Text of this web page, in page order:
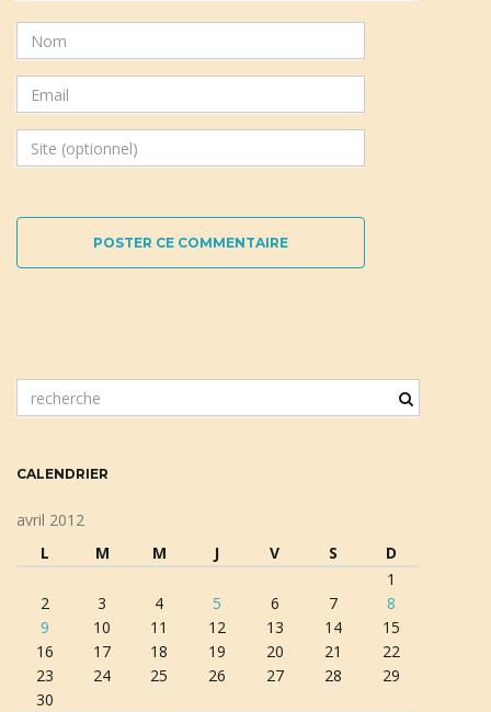
POSTER CE COMMENTAIRE
o
CALENDRIER
avril 2012
L
M M J V S D
1
2
3 4 5 6 7
8
9
10 11 12 13 14
15
16
17 18 19 20 21
22
23
24 25 26 27 28
29
30